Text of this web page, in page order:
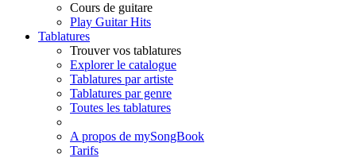
Cours de guitare
Play Guitar Hits
Tablatures
Trouver vos tablatures
Explorer le catalogue
Tablatures par artiste
Tablatures par genre
Toutes les tablatures
A propos de mySongBook
Tarifs